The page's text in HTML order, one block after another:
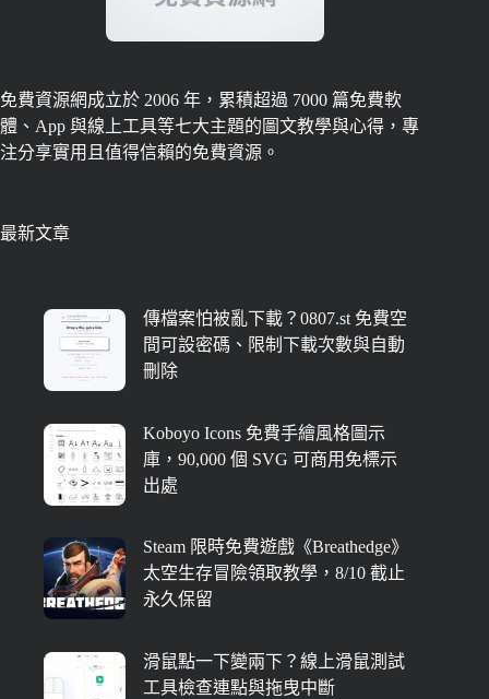
免費資源網成立於 2006 年，累積超過 7000 篇免費軟
體、App 與線上工具等七大主題的圖文教學與心得，專
注分享實用且值得信賴的免費資源。
最新文章
傳檔案怕被亂下載？0807.st 免費空
間可設密碼、限制下載次數與自動
刪除
Koboyo Icons 免費手繪風格圖示
庫，90,000 個 SVG 可商用免標示
出處
Steam 限時免費遊戲《Breathedge》
太空生存冒險領取教學，8/10 截止
永久保留
滑鼠點一下變兩下？線上滑鼠測試
工具檢查連點與拖曳中斷